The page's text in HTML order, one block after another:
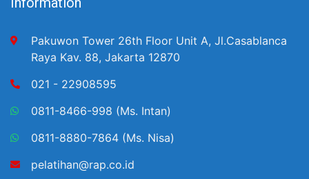
Pakuwon Tower 26th Floor Unit A, Jl.Casablanca
Raya Kav. 88, Jakarta 12870
021 - 22908595
0811-8466-998 (Ms. Intan)
0811-8880-7864 (Ms. Nisa)
pelatihan@rap.co.id